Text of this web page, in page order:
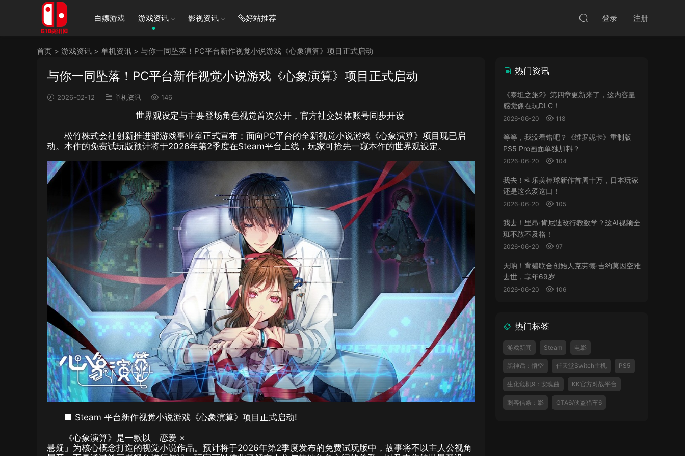
白嫖游戏 游戏资讯 影视资讯 好站推荐 登录 注册
首页 > 游戏资讯 > 单机资讯 > 与你一同坠落！PC平台新作视觉小说游戏《心象演算》项目正式启动
与你一同坠落！PC平台新作视觉小说游戏《心象演算》项目正式启动
2026-02-12 单机资讯 146
世界观设定与主要登场角色视觉首次公开，官方社交媒体账号同步开设
松竹株式会社创新推进部游戏事业室正式宣布：面向PC平台的全新视觉小说游戏《心象演算》项目现已启
动。本作的免费试玩版预计将于2026年第2季度在Steam平台上线，玩家可抢先一窥本作的世界观设定。
■ Steam 平台新作视觉小说游戏《心象演算》项目正式启动!
《心象演算》是一款以「恋爱 ×
悬疑」为核心概念打造的视觉小说作品。预计将于2026年第2季度发布的免费试玩版中，故事将不以主人公视角
热门资讯
《泰坦之旅2》第四章更新来了，这内容量
感觉像在玩DLC！
2026-06-20 118
等等，我没看错吧？《维罗妮卡》重制版
PS5 Pro画面单独加料？
2026-06-20 104
我去！科乐美棒球新作首周十万，日本玩家
还是这么爱这口！
2026-06-20 105
我去！里昂·肯尼迪改行教数学？这AI视频全
班不敢不及格！
2026-06-20 97
天呐！育碧联合创始人克劳德·吉约莫因空难
去世，享年69岁
2026-06-20 106
热门标签
游戏新闻 Steam 电影
黑神话：悟空 任天堂Switch主机 PS5
生化危机9：安魂曲 KK官方对战平台
刺客信条：影 GTA6/侠盗猎车6